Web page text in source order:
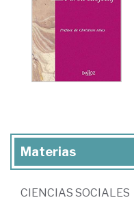
Materias
CIENCIAS SOCIALES